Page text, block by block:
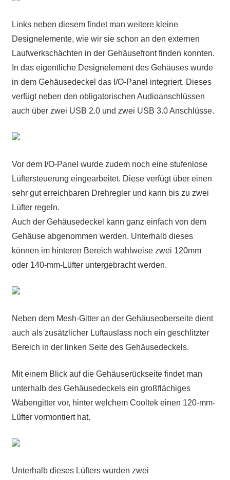
Links neben diesem findet man weitere kleine
Designelemente, wie wir sie schon an den externen
Laufwerkschächten in der Gehäusefront finden konnten.
In das eigentliche Designelement des Gehäuses wurde
in dem Gehäusedeckel das I/O-Panel integriert. Dieses
verfügt neben den obligatorischen Audioanschlüssen
auch über zwei USB 2.0 und zwei USB 3.0 Anschlüsse.
Vor dem I/O-Panel wurde zudem noch eine stufenlose
Lüftersteuerung eingearbeitet. Diese verfügt über einen
sehr gut erreichbaren Drehregler und kann bis zu zwei
Lüfter regeln.
Auch der Gehäusedeckel kann ganz einfach von dem
Gehäuse abgenommen werden. Unterhalb dieses
können im hinteren Bereich wahlweise zwei 120mm
oder 140-mm-Lüfter untergebracht werden.
Neben dem Mesh-Gitter an der Gehäuseoberseite dient
auch als zusätzlicher Luftauslass noch ein geschlitzter
Bereich in der linken Seite des Gehäusedeckels.
Mit einem Blick auf die Gehäuserückseite findet man
unterhalb des Gehäusedeckels ein großflächiges
Wabengitter vor, hinter welchem Cooltek einen 120-mm-
Lüfter vormontiert hat.
Unterhalb dieses Lüfters wurden zwei